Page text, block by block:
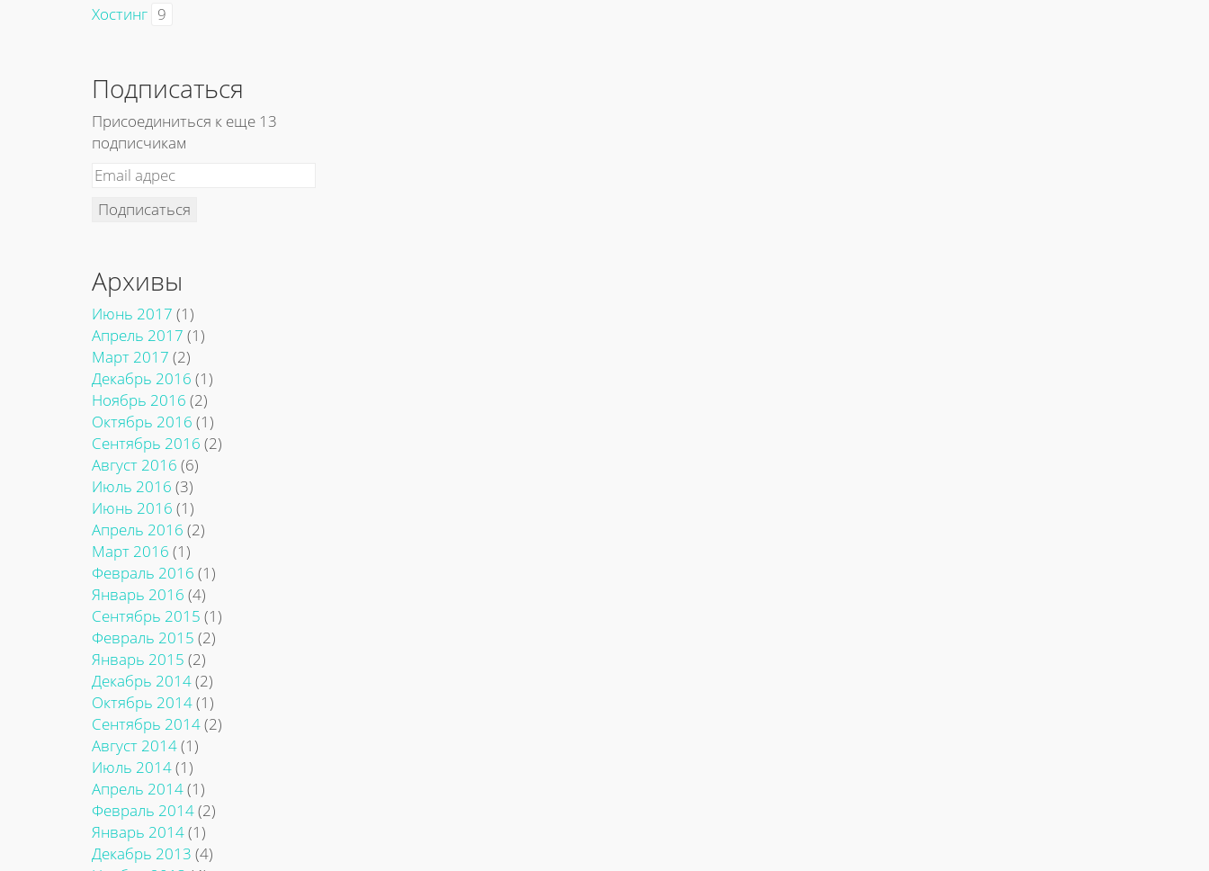
Хостинг 9
Подписаться
Присоединиться к еще 13
подписчикам
Подписаться
Архивы
Июнь 2017 (1)
Апрель 2017 (1)
Март 2017 (2)
Декабрь 2016 (1)
Ноябрь 2016 (2)
Октябрь 2016 (1)
Сентябрь 2016 (2)
Август 2016 (6)
Июль 2016 (3)
Июнь 2016 (1)
Апрель 2016 (2)
Март 2016 (1)
Февраль 2016 (1)
Январь 2016 (4)
Сентябрь 2015 (1)
Февраль 2015 (2)
Январь 2015 (2)
Декабрь 2014(2)
Октябрь 2014(1)
Сентябрь 2014(2)
Август 2014(1)
Июль 2014(1)
Апрель 2014(1)
Февраль 2014(2)
Январь 2014(1)
Декабрь 2013 (4)